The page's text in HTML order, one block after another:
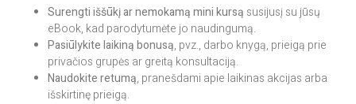
Surengti iššūkį ar nemokamą mini kursą susijusį su jūsų
eBook, kad parodytumėte jo naudingumą.
Pasiūlykite laikiną bonusą, pvz., darbo knygą, prieigą prie
privačios grupės ar greitą konsultaciją.
Naudokite retumą, pranešdami apie laikinas akcijas arba
išskirtinę prieigą.